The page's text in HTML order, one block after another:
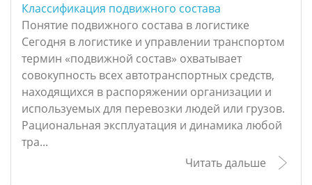
Классификация подвижного состава
Понятие подвижного состава в логистике
Сегодня в логистике и управлении транспортом
термин «подвижной состав» охватывает
совокупность всех автотранспортных средств,
находящихся в распоряжении организации и
используемых для перевозки людей или грузов.
Рациональная эксплуатация и динамика любой
тра...
Читать дальше